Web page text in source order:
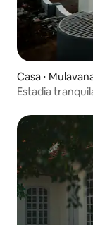
Casa ⋅
Estadia